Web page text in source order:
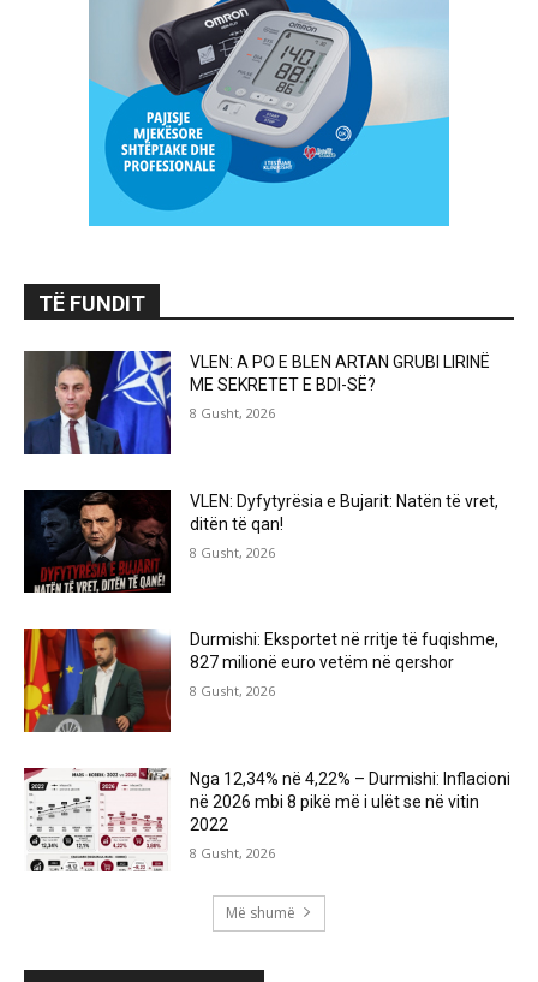
TË FUNDIT
VLEN: A PO E BLEN ARTAN GRUBI LIRINË
ME SEKRETET E BDI-SË?
8 Gusht, 2026
VLEN: Dyfytyrësia e Bujarit: Natën të vret,
ditën të qan!
8 Gusht, 2026
Durmishi: Eksportet në rritje të fuqishme,
827 milionë euro vetëm në qershor
8 Gusht, 2026
Nga 12,34% në 4,22% – Durmishi: Inflacioni
në 2026 mbi 8 pikë më i ulët se në vitin
2022
8 Gusht, 2026
Më shumë